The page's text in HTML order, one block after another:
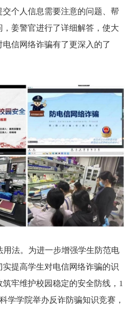
个人信息需要注意的问题、帮
姜警官进行了详细解答，使大
信网络诈骗有了更深入的了
用法。为进一步增强学生防范电
提高学生对电信网络诈骗的识
牢维护校园稳定的安全防线，1
学学院举办反诈防骗知识竞赛，